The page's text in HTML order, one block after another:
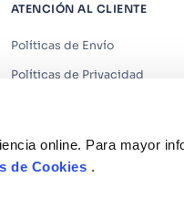
online. Para mayor
de Cookies .
ATENCIÓN AL CLIENTE
Políticas de Envío
Políticas de Privacidad
Términos y Condiciones